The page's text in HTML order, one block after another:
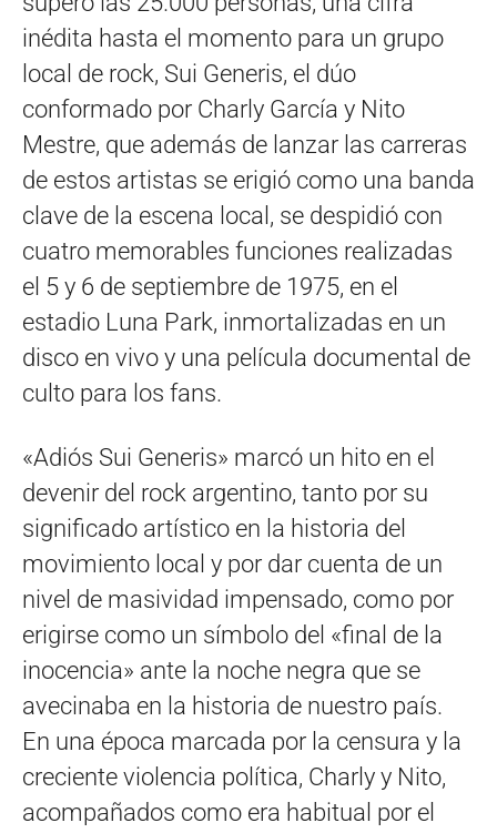
inédita hasta el momento para un grupo
local de rock, Sui Generis, el dúo
conformado por Charly García y Nito
Mestre, que además de lanzar las carreras
de estos artistas se erigió como una banda
clave de la escena local, se despidió con
cuatro memorables funciones realizadas
el 5 y 6 de septiembre de 1975, en el
estadio Luna Park, inmortalizadas en un
disco en vivo y una película documental de
culto para los fans.
«Adiós Sui Generis» marcó un hito en el
devenir del rock argentino, tanto por su
significado artístico en la historia del
movimiento local y por dar cuenta de un
nivel de masividad impensado, como por
erigirse como un símbolo del «final de la
inocencia» ante la noche negra que se
avecinaba en la historia de nuestro país.
En una época marcada por la censura y la
creciente violencia política, Charly y Nito,
acompañados como era habitual por el